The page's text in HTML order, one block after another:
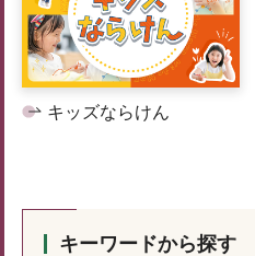
キッズならけん
キーワードから探す